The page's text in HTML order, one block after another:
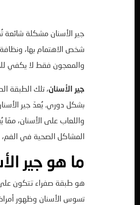
جير الأسنان مشكلة
شخص الاهتمام بها،
والمعجون فقط لا يكفي
جير الأسنان، تلك الطبقة
بشكل دوري. يُعدّ جير
واللعاب على الأسنان،
المشاكل الصحية في الفم،
ما هو جير
هو طبقة صفراء تتكون على
تسوس الأسنان وظهور